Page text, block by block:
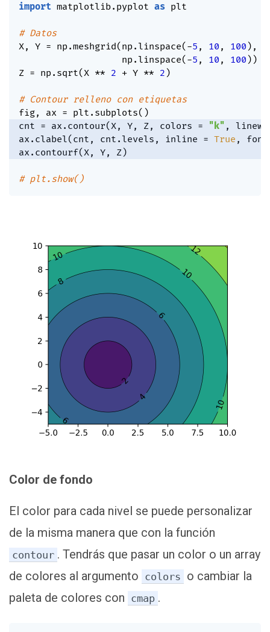
import matplotlib. pyplot as plt
# Datos
X, Y = np .meshgrid( np . linspace( -5 , 10 , 100 ) ,
                   np
. linspace( -5 , 10 , 100 ) )
Z = np . sqrt(X ** 2 + Y ** 2 )
# Contour relleno con etiquetas
fig, ax = plt . subplots( )
cnt = ax . contour(X, Y, Z, colors = "k" ,
ax . clabel( cnt , cnt . levels , inline = True ,
ax . contourf(X, Y, Z)
# plt.show()
Color de fondo
El color para cada nivel se puede personalizar
de la misma manera que con la función
contour . Tendrás que pasar un color o un array
de colores al argumento colors o cambiar la
paleta de colores con cmap .